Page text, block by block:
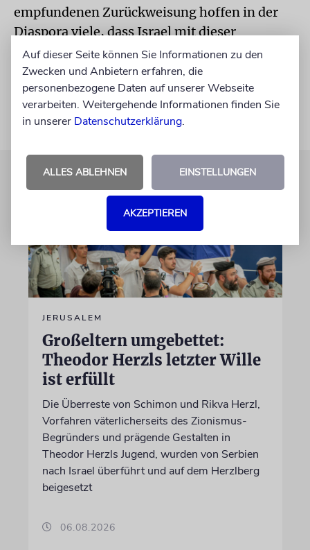
empfundenen Zurückweisung hoffen in der
Diaspora viele, dass Israel mit dieser
radikalen Maßnahme entscheidende Erfolge
im Kampf gegen Omikron gelingen werden.
JERUSALEM
Großeltern umgebettet:
Theodor Herzls letzter Wille
ist erfüllt
Die Überreste von Schimon und Rikva Herzl,
Vorfahren väterlicherseits des Zionismus-
Begründers und prägende Gestalten in
Theodor Herzls Jugend, wurden von Serbien
nach Israel überführt und auf dem Herzlberg
beigesetzt
06.08.2026
Auf dieser Seite können Sie Informationen zu den
Zwecken und Anbietern erfahren, die
personenbezogene Daten auf unserer Webseite
verarbeiten. Weitergehende Informationen finden Sie
in unserer Datenschutzerklärung.
ALLES ABLEHNEN EINSTELLUNGEN
AKZEPTIEREN